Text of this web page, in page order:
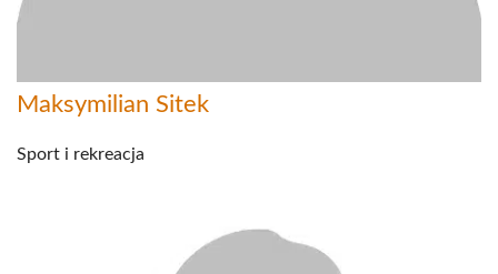
Maksymilian Sitek
Sport i rekreacja